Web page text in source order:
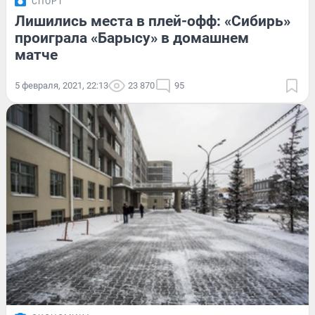
Лишились места в плей-офф: «Сибирь»
проиграла «Барысу» в домашнем
матче
5 февраля, 2021, 22:13 23 870 95